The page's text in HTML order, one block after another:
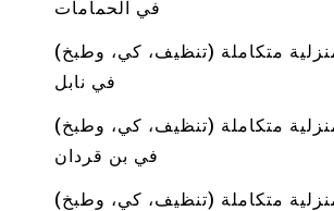
في الحمامات
متكاملة (تنظيف، كي، وطبخ)
في نابل
متكاملة (تنظيف، كي، وطبخ)
في بن قردان
متكاملة (تنظيف، كي، وطبخ)